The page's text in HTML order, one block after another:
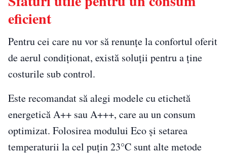
eficient
Pentru cei care nu vor să renunțe la confortul oferit
de aerul condiționat, există soluții pentru a ține
costurile sub control.
Este recomandat să alegi modele cu etichetă
energetică A++ sau A+++, care au un consum
optimizat. Folosirea modului Eco și setarea
temperaturii la cel puțin 23°C sunt alte metode